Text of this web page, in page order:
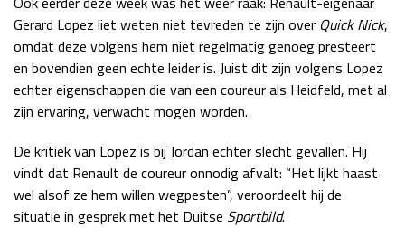
Race
zo 05:00 - 07:00
GP QATAR 2026
Kwalificatie
za 19:00 - 20:00
Kwalificatie
za 15:00 - 16:00
Race
zo 14:00 - 16:00
Gerard Lopez liet weten niet tevreden te zijn over Quick Nick,
omdat deze volgens hem niet regelmatig genoeg presteert
en bovendien geen echte leider is. Juist dit zijn volgens Lopez
echter eigenschappen die van een coureur als Heidfeld, met al
zijn ervaring, verwacht mogen worden.
De kritiek van Lopez is bij Jordan echter slecht gevallen. Hij
vindt dat Renault de coureur onnodig afvalt: “Het lijkt haast
wel alsof ze hem willen wegpesten”, veroordeelt hij de
situatie in gesprek met het Duitse Sportbild.